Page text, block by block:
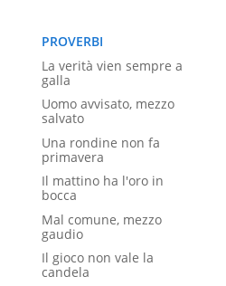
PROVERBI
La verità vien sempre a
galla
Uomo avvisato, mezzo
salvato
Una rondine non fa
primavera
Il mattino ha l'oro in
bocca
Mal comune, mezzo
gaudio
Il gioco non vale la
candela